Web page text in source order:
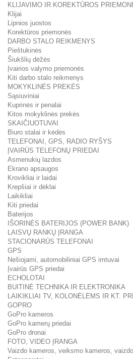
KLIJAVIMO IR KOREKTŪROS
Klijai
Lipnios juostos
Korektūros priemonės
DARBO STALO REIKMENYS
Pieštukinės
Šiukšlių dėžės
Įvairios valymo priemonės
Kiti darbo stalo reikmenys
MOKYKLINĖS PREKĖS
Sąsiuviniai
Kuprinės ir penalai
Kitos mokyklinės prekės
SKAIČIUOTUVAI
Biuro stalai ir kėdės
TELEFONAI, GPS, RADIO RYŠYS
ĮVAIRŪS TELEFONŲ PRIEDAI
Asmenukių lazdos
Ekrano apsaugos
Krovikliai ir laidai
Krepšiai ir dėklai
Laikikliai
Kiti priedai
Baterijos
IŠORINĖS BATERIJOS (POWER BANK)
LAISVŲ RANKŲ ĮRANGA
STACIONARŪS TELEFONAI
GPS
Nešiojami, automobiliniai GPS imtuvai
Įvairūs GPS priedai
ECHOLOTAI
BUITINĖ TECHNIKA IR ELEKTRONIKA
LAIKIKLIAI TV, KOLONĖLĖMS IR KT.
GOPRO
GoPro kameros
GoPro kamerų priedai
GoPro dronai
FOTO, VIDEO ĮRANGA
Vaizdo kameros, veiksmo kameros,